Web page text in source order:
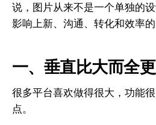
说，图片从来不是一个单独的
影响上新、沟通、转化和效率的
一、垂直比大而全
很多平台喜欢做得很大，功能
点。